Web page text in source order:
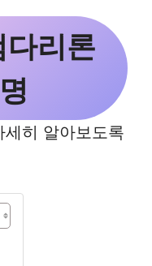
다리론
히 알아보도록